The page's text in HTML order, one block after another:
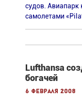
судов. Авиапарк
самолетами
Lufthansa
богачей
6 февраля 2008